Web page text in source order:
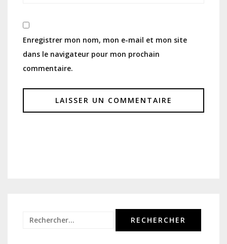
Enregistrer mon nom, mon e-mail et mon site
dans le navigateur pour mon prochain
commentaire.
Rechercher :